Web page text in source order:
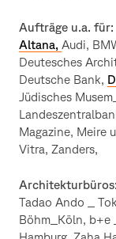
Aufträge u.a. für:
Altana, Audi,
Deutesches
Deutsche Bank,
Jüdisches
Magazine, Meire
Vitra, Zanders,
Architekturbüros:
Tadao Ando _
Böhm_Köln, b+e